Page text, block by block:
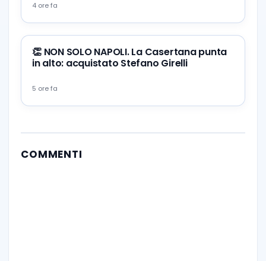
4 ore fa
👏 NON SOLO NAPOLI. La Casertana punta
in alto: acquistato Stefano Girelli
5 ore fa
COMMENTI